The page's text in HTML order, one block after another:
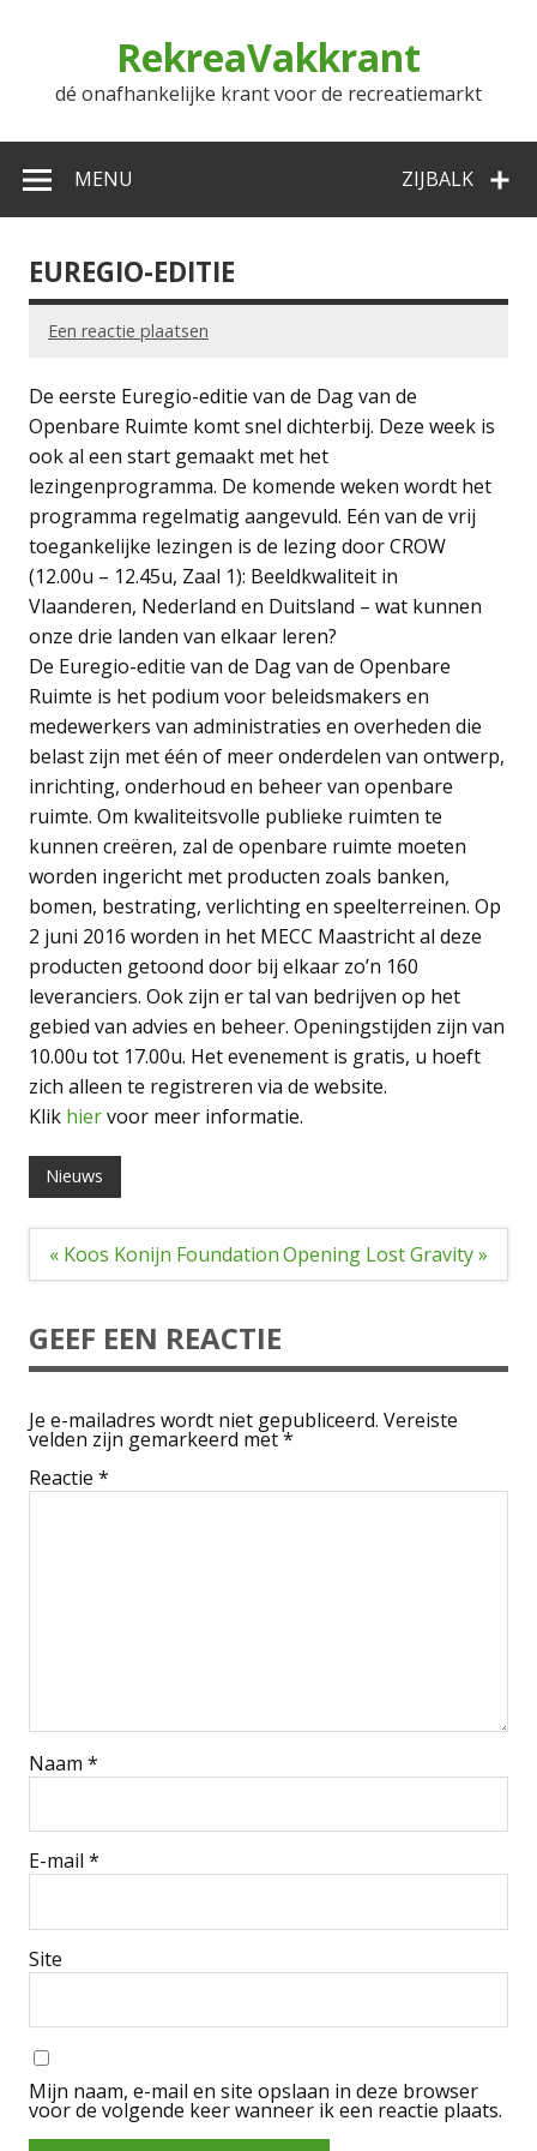
RekreaVakkrant
dé onafhankelijke krant voor de recreatiemarkt
ZIJBALK
MENU
EUREGIO-EDITIE
Een reactie plaatsen
De eerste Euregio-editie van de Dag van de
Openbare Ruimte komt snel dichterbij. Deze week is
ook al een start gemaakt met het
lezingenprogramma. De komende weken wordt het
programma regelmatig aangevuld. Eén van de vrij
toegankelijke lezingen is de lezing door CROW
(12.00u – 12.45u, Zaal 1): Beeldkwaliteit in
Vlaanderen, Nederland en Duitsland – wat kunnen
onze drie landen van elkaar leren?
De Euregio-editie van de Dag van de Openbare
Ruimte is het podium voor beleidsmakers en
medewerkers van administraties en overheden die
belast zijn met één of meer onderdelen van ontwerp,
inrichting, onderhoud en beheer van openbare
ruimte. Om kwaliteitsvolle publieke ruimten te
kunnen creëren, zal de openbare ruimte moeten
worden ingericht met producten zoals banken,
bomen, bestrating, verlichting en speelterreinen. Op
2 juni 2016 worden in het MECC Maastricht al deze
producten getoond door bij elkaar zo’n 160
leveranciers. Ook zijn er tal van bedrijven op het
gebied van advies en beheer. Openingstijden zijn van
10.00u tot 17.00u. Het evenement is gratis, u hoeft
zich alleen te registreren via de website.
Klik hiervoor meer informatie.
Nieuws
Bericht
« Koos Konijn FoundationOpening Lost Gravity »
GEEF EEN REACTIE
Je e-mailadres wordt niet gepubliceerd. Vereiste
velden zijn gemarkeerd met*
Reactie *
Naam *
E-mail *
Site
Mijn naam, e-mail en site opslaan in deze browser
voor de volgende keer wanneer ik een reactie plaats.